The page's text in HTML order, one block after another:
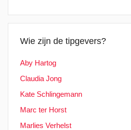
Wie zijn de tipgevers?
Aby Hartog
Claudia Jong
Kate Schlingemann
Marc ter Horst
Marlies Verhelst